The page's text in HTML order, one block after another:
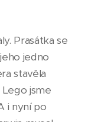
Prasátka se
jedno
stavěla
jsme
i nyní po